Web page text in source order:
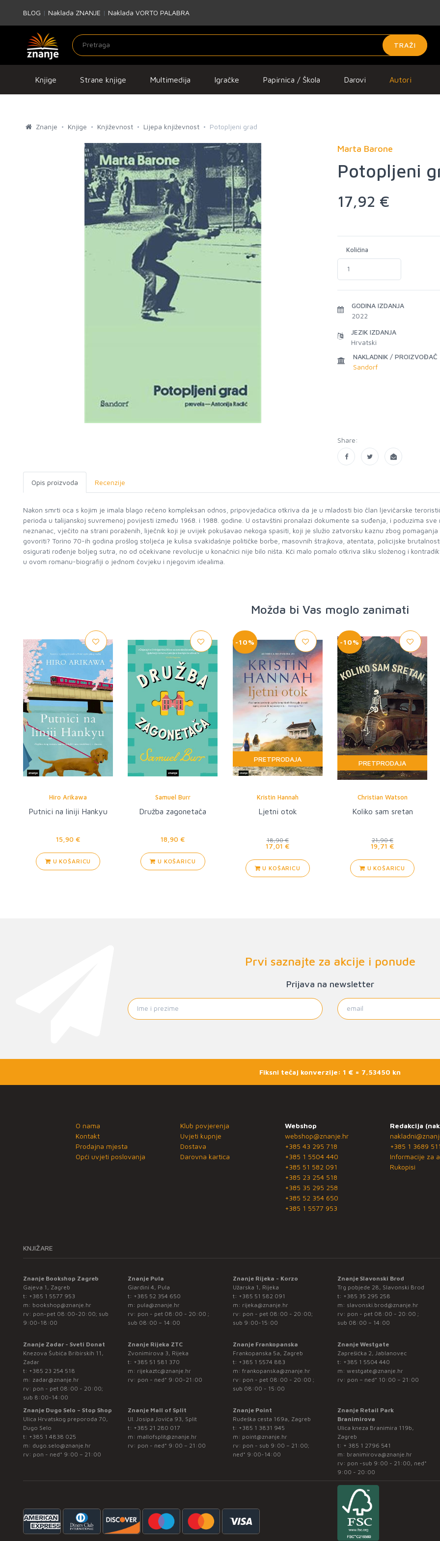
BLOG | Naklada ZNANJE | Naklada VORTO PALABRA
TRAŽI
Knjige Strane knjige Multimedija Igračke Papirnica / Škola Darovi Autori
Znanje Knjige Književnost Lijepa književnost Potopljeni grad
Marta Barone
Potopljeni
17,92 €
Količina
GODINA IZDANJA
2022
JEZIK IZDANJA
Hrvatski
NAKLADNIK / PROIZVOĐAČ
Sandorf
Share:
Opis proizvoda Recenzije
Nakon smrti oca s kojim je imala blago rečeno kompleksan odnos, pripovjedačica otkriva da je u mladosti bio član ljevičarske
perioda u talijanskoj suvremenoj povijesti između 1968. i 1988. godine. U ostavštini pronalazi dokumente sa suđenja, i poduzima
neznanac, vječito na strani poraženih, liječnik koji je uvijek pokušavao nekoga spasiti, koji je služio zatvorsku kaznu zbog
govoriti? Torino 70-ih godina prošlog stoljeća je kulisa svakidašnje političke borbe, masovnih štrajkova, atentata, policijske
osigurati rođenje boljeg sutra, no od očekivane revolucije u konačnici nije bilo ništa. Kći malo pomalo otkriva sliku složenog i
u ovom romanu-biografiji o jednom čovjeku i njegovim idealima.
Možda bi Vas moglo zanimati
Hiro Arikawa
Putnici na liniji Hankyu
15,90 €
U KOŠARICU
Samuel Burr
Družba zagonetača
18,90 €
U KOŠARICU
-10%
PRETPRODAJA
Kristin Hannah
Ljetni otok
18,90 €
17,01 €
U KOŠARICU
-10%
PRETPRODAJA
Christian Watson
Koliko sam sretan
21,90 €
19,71 €
U KOŠARICU
Prvi saznajte za akcije i ponude
Prijava na newsletter
Fiksni tečaj konverzije: 1 € = 7,53450 kn
O nama
Kontakt
Prodajna mjesta
Opći uvjeti poslovanja
Klub povjerenja
Uvjeti kupnje
Dostava
Darovna kartica
Webshop
webshop@znanje.hr
+385 43 295 718
+385 1 5504 440
+385 51 582 091
+385 23 254 518
+385 35 295 258
+385 52 354 650
+385 1 5577 953
Redakcija
+385 1 3689 511
Informacije za
Rukopisi
KNJIŽARE
Znanje Bookshop Zagreb
Gajeva 1, Zagreb
t: +385 1 5577 953
m: bookshop@znanje.hr
rv: pon-pet 08:00-20:00; sub
9:00-18:00
Znanje Pula
Giardini 4, Pula
t: +385 52 354 650
m: pula@znanje.hr
rv: pon - pet 08:00 - 20:00 ;
sub 08:00 – 14:00
Znanje Rijeka - Korzo
Užarska 1, Rijeka
t: +385 51 582 091
m: rijeka@znanje.hr
rv: pon - pet 08:00 - 20:00;
sub 9:00-15:00
Znanje Slavonski Brod
Trg pobjede 28, Slavonski Brod
t: +385 35 295 258
m: slavonski.brod@znanje.hr
rv: pon - pet 08:00 - 20:00 ;
sub 08:00 – 14:00
Znanje Zadar - Sveti Donat
Knezova Šubića Bribirskih 11,
Zadar
t: +385 23 254 518
m: zadar@znanje.hr
rv: pon - pet 08:00 - 20:00;
sub 8:00-14:00
Znanje Rijeka ZTC
Zvonimirova 3, Rijeka
t: +385 51 581 370
m: rijekaztc@znanje.hr
rv: pon - ned* 9:00-21:00
Znanje Frankopanska
Frankopanska 5a, Zagreb
t: +385 1 5574 883
m: frankopanska@znanje.hr
rv: pon - pet 08:00 - 20:00 ;
sub 08:00 - 15:00
Znanje Westgate
Zaprešićka 2, Jablanovec
t: +385 1 5504 440
m: westgate@znanje.hr
rv: pon – ned* 10:00 – 21:00
Znanje Dugo Selo – Stop Shop
Ulica Hrvatskog preporoda 70,
Dugo Selo
t: +385 1 4838 025
m: dugo.selo@znanje.hr
rv: pon - ned* 9:00 – 21:00
Znanje Mall of Split
Ul. Josipa Jovića 93, Split
t: +385 21 280 017
m: mallofsplit@znanje.hr
rv: pon - ned* 9:00 – 21:00
Znanje Point
Rudeška cesta 169a, Zagreb
t: +385 1 3831 945
m: point@znanje.hr
rv: pon - sub 9:00 – 21:00;
ned* 9:00-14:00
Znanje Retail Park
Branimirova
Ulica kneza Branimira 119b,
Zagreb
t: + 385 1 2796 541
m: branimirova@znanje.hr
rv: pon -sub 9:00 - 21:00, ned*
9:00 - 20:00